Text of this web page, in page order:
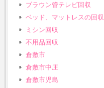
ブラウン管テレビ回収
ベッド、マットレスの回収
ミシン回収
不用品回収
倉敷市
倉敷市中庄
倉敷市児島